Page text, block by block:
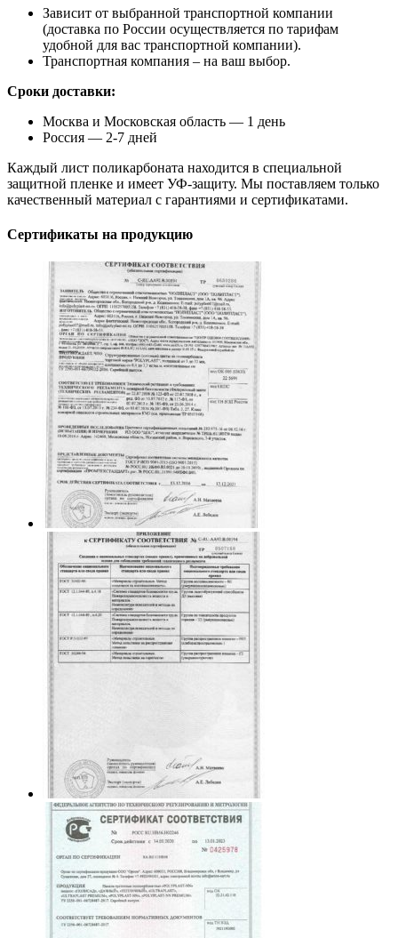
Зависит от выбранной транспортной компании
(доставка по России осуществляется по тарифам
удобной для вас транспортной компании).
Транспортная компания – на ваш выбор.
Сроки доставки:
Москва и Московская область — 1 день
Россия — 2-7 дней
Каждый лист поликарбоната находится в специальной
защитной пленке и имеет УФ-защиту. Мы поставляем только
качественный материал с гарантиями и сертификатами.
Сертификаты на продукцию